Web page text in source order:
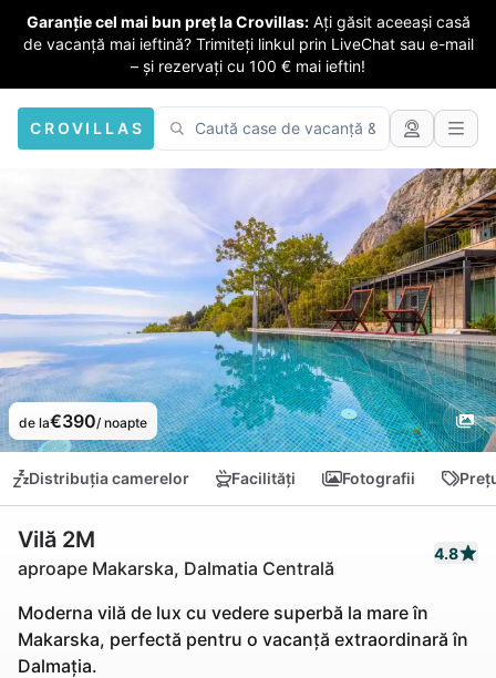
Garanție cel mai bun preț la Crovillas: Ați găsit aceeași casă
de vacanță mai ieftină? Trimiteți linkul prin LiveChat sau e-mail
– și rezervați cu 100 € mai ieftin!
CROVILLAS
de la€390/ noapte
Distribuția camerelor Facilități Fotografii
Vilă 2M
aproape Makarska, Dalmatia Centrală
4.8
Moderna vilă de lux cu vedere superbă la mare în
Makarska, perfectă pentru o vacanță extraordinară în
Dalmația.